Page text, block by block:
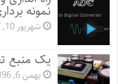
نمونه
شهریور 10, 1397
یک منبع
بهمن 6, 1396